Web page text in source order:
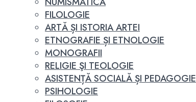
FILOLOGIE
ARTĂ ȘI ISTORIA ARTEI
ETNOGRAFIE ȘI ETNOLOGIE
MONOGRAFII
RELIGIE ŞI TEOLOGIE
ASISTENȚĂ SOCIALĂ ȘI PEDAGOGIE
PSIHOLOGIE